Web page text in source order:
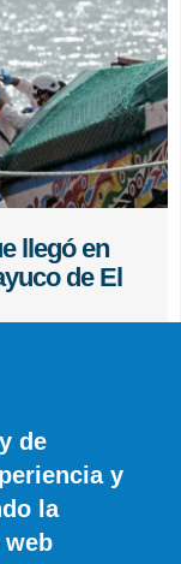
llegó en
de El
de
y
la